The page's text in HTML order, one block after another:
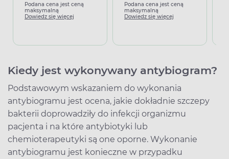
Podana cena jest ceną
maksymalną
Dowiedz się więcej
Podana cena jest ceną
maksymalną
Dowiedz się więcej
Kiedy jest wykonywany antybiogram?
Podstawowym wskazaniem do wykonania
antybiogramu jest ocena, jakie dokładnie szczepy
bakterii doprowadziły do infekcji organizmu
pacjenta i na które antybiotyki lub
chemioterapeutyki są one oporne. Wykonanie
antybiogramu jest konieczne w przypadku